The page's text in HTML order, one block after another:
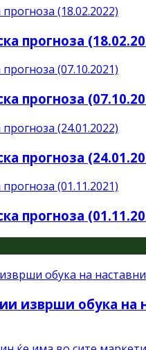
прогноза
прогноза
прогноза
прогноза
изврши обука на